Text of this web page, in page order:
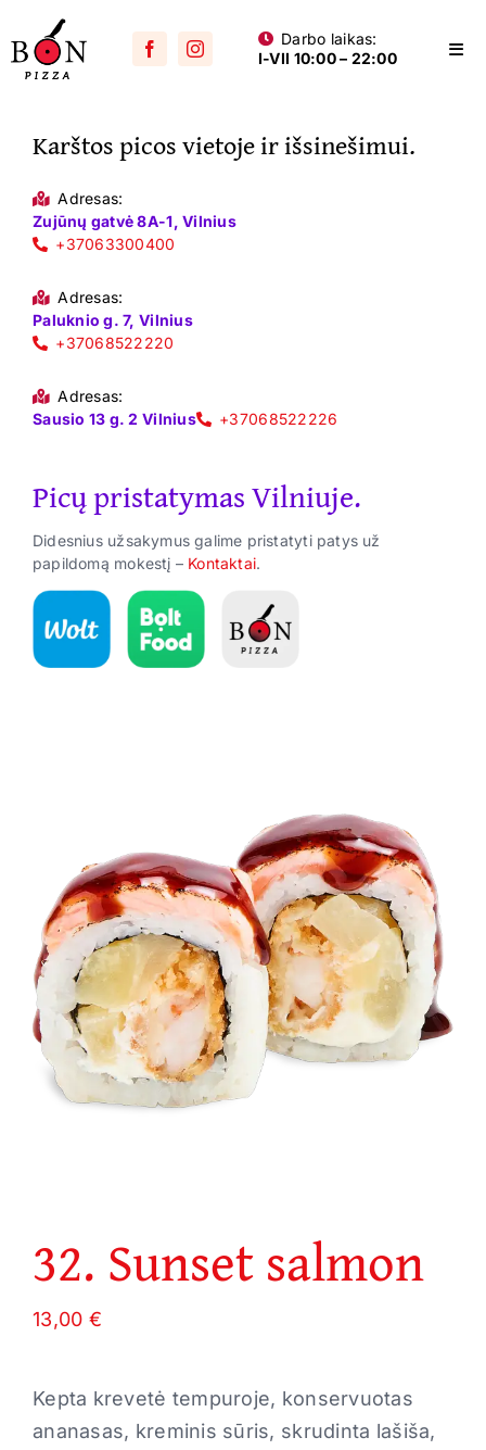
to
content
Darbo laikas:
I-VII 10:00 – 22:00
Su mėsa
Užkandžiai
Karštos picos vietoje ir išsinešimui.
Adresas:
Zujūnų gatvė 8A-1, Vilnius
+37063300400
Adresas:
Paluknio g. 7, Vilnius
+37068522220
Adresas:
Sausio 13 g. 2 Vilnius
+37068522226
Picų pristatymas Vilniuje.
Didesnius užsakymus galime pristatyti patys už
papildomą mokestį – Kontaktai.
32. Sunset salmon
13,00 €
Kepta krevetė tempuroje, konservuotas
ananasas, kreminis sūris, skrudinta lašiša,